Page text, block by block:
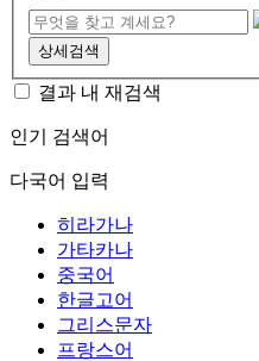
상세검색
결과 내 재검색
인기 검색어
다국어 입력
히라가나
가타카나
중국어
한글고어
그리스문자
프랑스어